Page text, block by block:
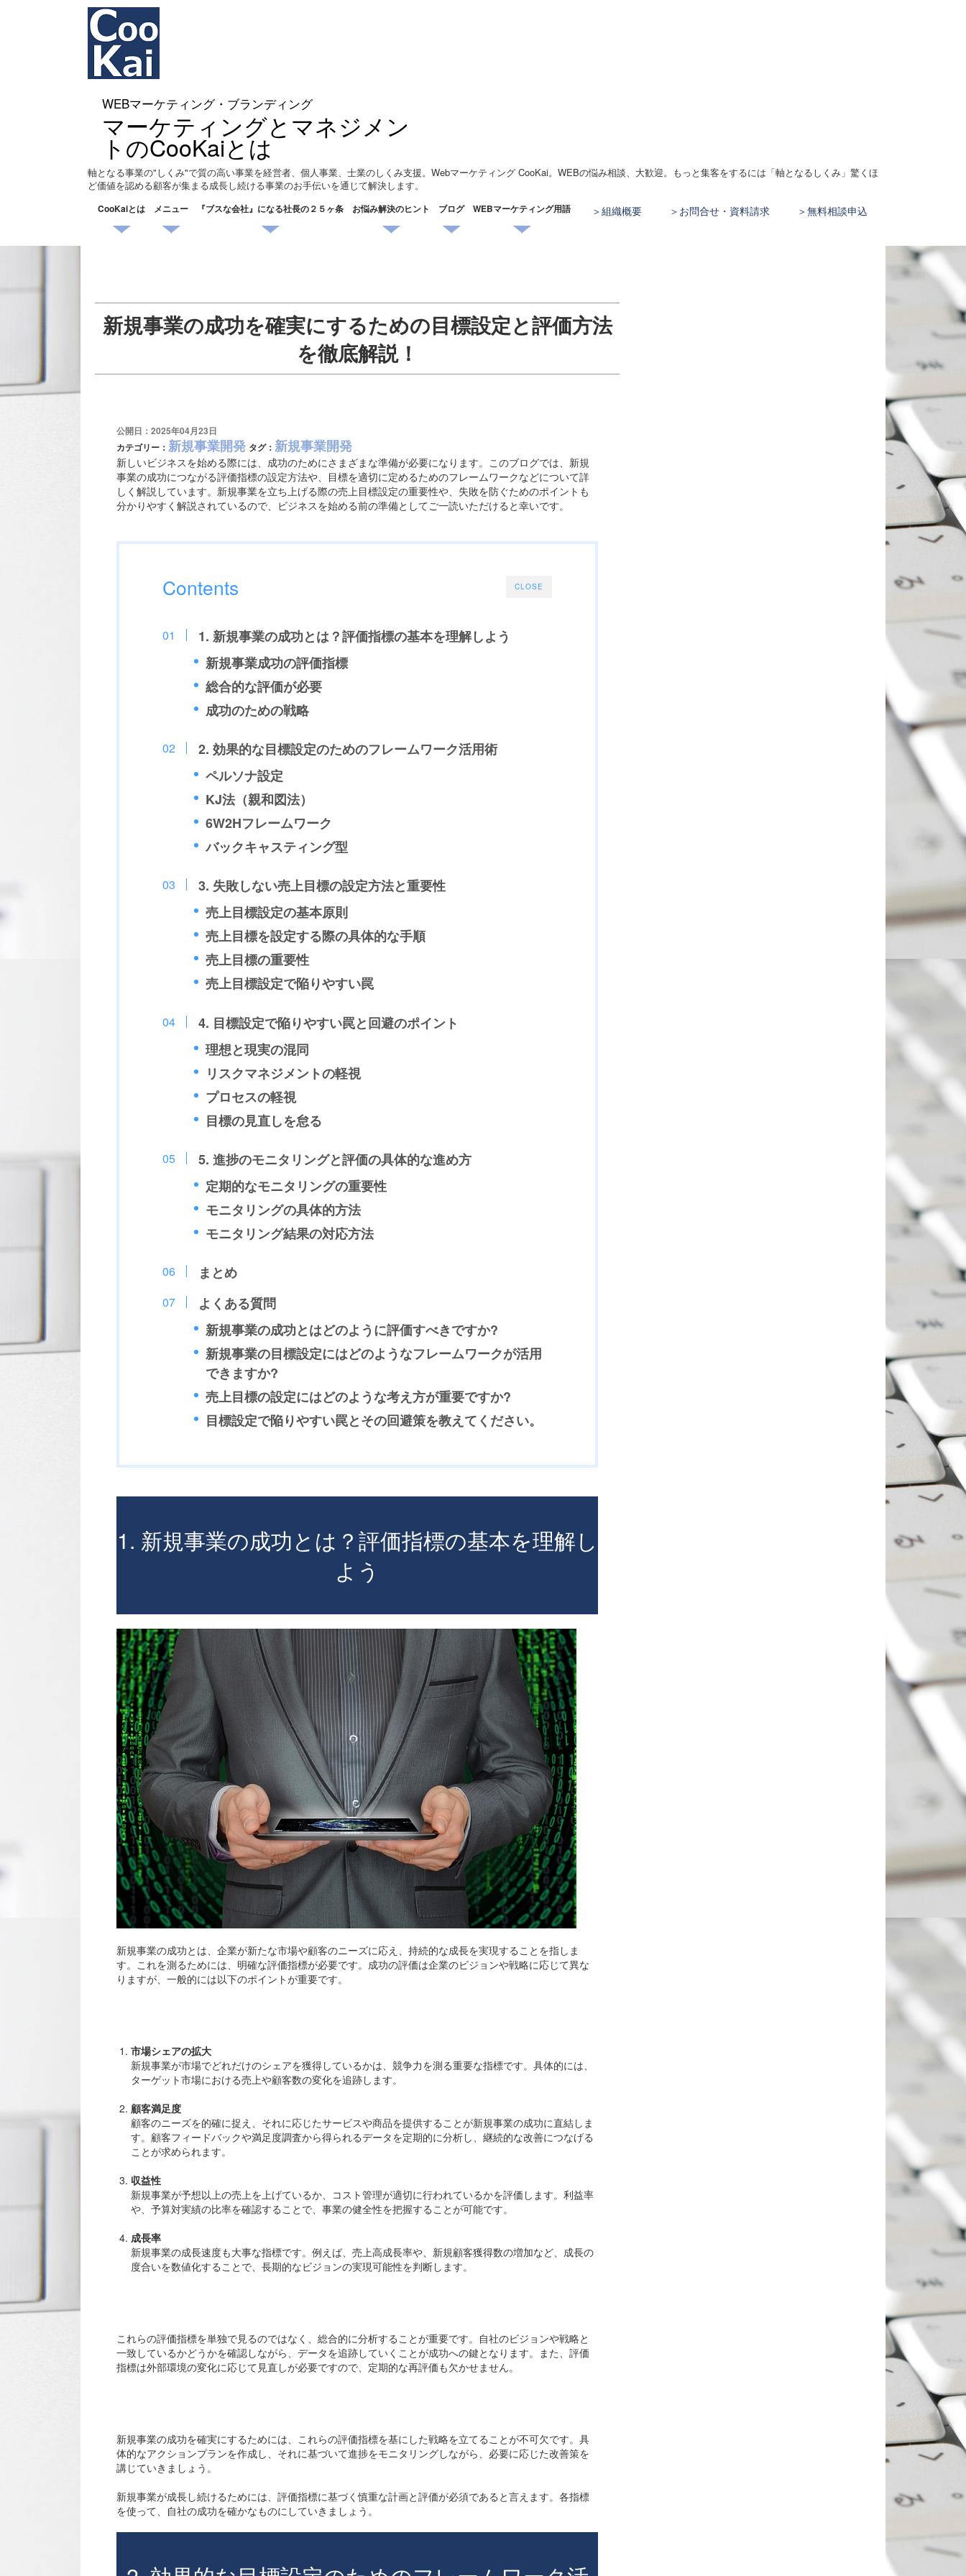
WEBマーケティング・ブランディング
マーケティングとマネジメン
トのCooKaiとは
軸となる事業の"しくみ"で質の高い事業を経営者、個人事業、士業のしくみ支援。Webマーケティング CooKai。WEBの悩み相談、大歓迎。もっと集客をするには「軸となるしくみ」驚くほ
ど価値を認める顧客が集まる成長し続ける事業のお手伝いを通じて解決します。
組織概要 お問合せ・資料請求 無料相談申込
CooKaiとは メニュー 『ブスな会社』になる社長の２５ヶ条 お悩み解決のヒント ブログ WEBマーケティング用語
新規事業の成功を確実にするための目標設定と評価方法
を徹底解説！
公開日：2025年04月23日
カテゴリー： 新規事業開発 タグ： 新規事業開発
新しいビジネスを始める際には、成功のためにさまざまな準備が必要になります。このブログでは、新規
事業の成功につながる評価指標の設定方法や、目標を適切に定めるためのフレームワークなどについて詳
しく解説しています。新規事業を立ち上げる際の売上目標設定の重要性や、失敗を防ぐためのポイントも
分かりやすく解説されているので、ビジネスを始める前の準備としてご一読いただけると幸いです。
CLOSE
Contents
1. 新規事業の成功とは？評価指標の基本を理解しよう
新規事業成功の評価指標
総合的な評価が必要
成功のための戦略
2. 効果的な目標設定のためのフレームワーク活用術
ペルソナ設定
KJ法（親和図法）
6W2Hフレームワーク
バックキャスティング型
3. 失敗しない売上目標の設定方法と重要性
売上目標設定の基本原則
売上目標を設定する際の具体的な手順
売上目標の重要性
売上目標設定で陥りやすい罠
4. 目標設定で陥りやすい罠と回避のポイント
理想と現実の混同
リスクマネジメントの軽視
プロセスの軽視
目標の見直しを怠る
5. 進捗のモニタリングと評価の具体的な進め方
定期的なモニタリングの重要性
モニタリングの具体的方法
モニタリング結果の対応方法
まとめ
よくある質問
新規事業の成功とはどのように評価すべきですか?
新規事業の目標設定にはどのようなフレームワークが活用
できますか?
売上目標の設定にはどのような考え方が重要ですか?
目標設定で陥りやすい罠とその回避策を教えてください。
1. 新規事業の成功とは？評価指標の基本を理解し
よう
新規事業の成功とは、企業が新たな市場や顧客のニーズに応え、持続的な成長を実現することを指しま
す。これを測るためには、明確な評価指標が必要です。成功の評価は企業のビジョンや戦略に応じて異な
りますが、一般的には以下のポイントが重要です。
市場シェアの拡大
新規事業が市場でどれだけのシェアを獲得しているかは、競争力を測る重要な指標です。具体的には、
ターゲット市場における売上や顧客数の変化を追跡します。
顧客満足度
顧客のニーズを的確に捉え、それに応じたサービスや商品を提供することが新規事業の成功に直結しま
す。顧客フィードバックや満足度調査から得られるデータを定期的に分析し、継続的な改善につなげる
ことが求められます。
収益性
新規事業が予想以上の売上を上げているか、コスト管理が適切に行われているかを評価します。利益率
や、予算対実績の比率を確認することで、事業の健全性を把握することが可能です。
成長率
新規事業の成長速度も大事な指標です。例えば、売上高成長率や、新規顧客獲得数の増加など、成長の
度合いを数値化することで、長期的なビジョンの実現可能性を判断します。
これらの評価指標を単独で見るのではなく、総合的に分析することが重要です。自社のビジョンや戦略と
一致しているかどうかを確認しながら、データを追跡していくことが成功への鍵となります。また、評価
指標は外部環境の変化に応じて見直しが必要ですので、定期的な再評価も欠かせません。
新規事業の成功を確実にするためには、これらの評価指標を基にした戦略を立てることが不可欠です。具
体的なアクションプランを作成し、それに基づいて進捗をモニタリングしながら、必要に応じた改善策を
講じていきましょう。
新規事業が成長し続けるためには、評価指標に基づく慎重な計画と評価が必須であると言えます。各指標
を使って、自社の成功を確かなものにしていきましょう。